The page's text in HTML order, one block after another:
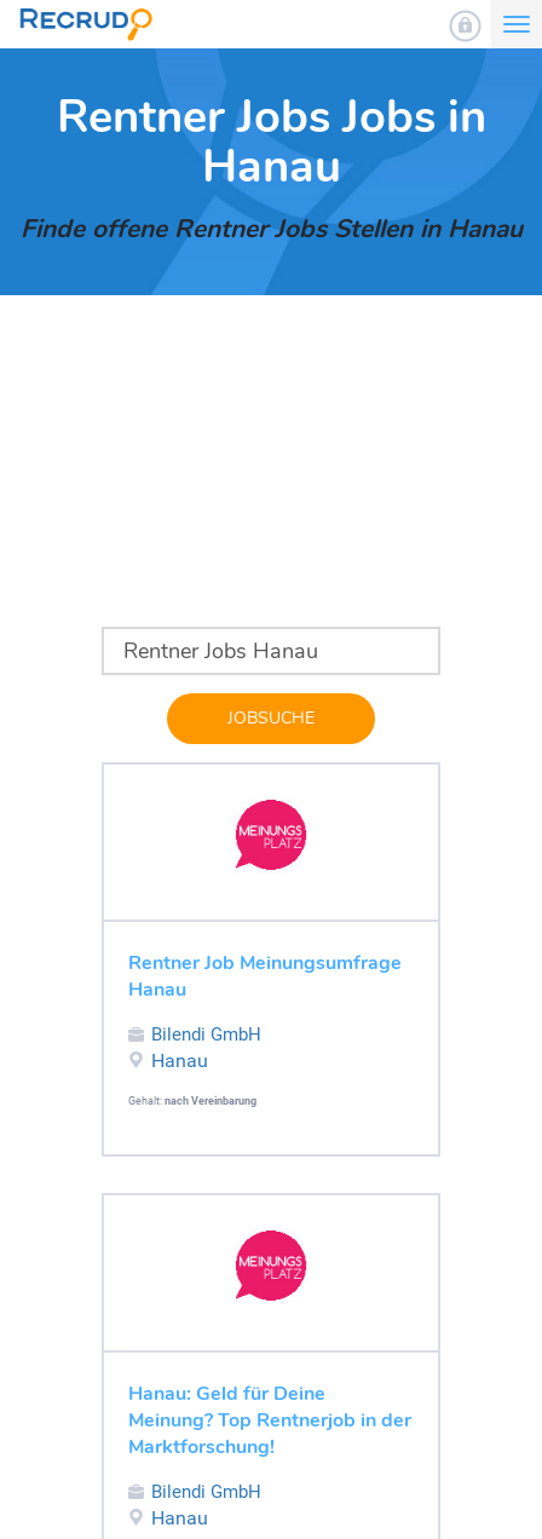
Rentner Jobs Jobs in
Hanau
Finde offene Rentner Jobs Stellen in Hanau
JOBSUCHE
Rentner Job Meinungsumfrage
Hanau
Bilendi GmbH
Hanau
Gehalt: nach Vereinbarung
Hanau: Geld für Deine
Meinung? Top Rentnerjob in der
Marktforschung!
Bilendi GmbH
Hanau